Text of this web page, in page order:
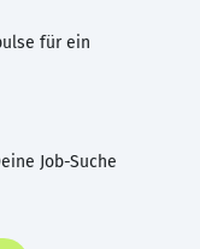
für ein
Job-Suche